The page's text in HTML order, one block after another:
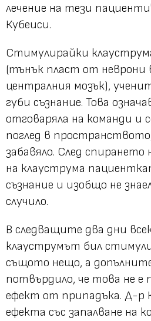
лечение на тези
Кубеиси.
Стимулирайки
(тънък пласт от неврони
централния мозък),
губи съзнание. Това
отговаряла на команди и
поглед в
забавяло. След
на клауструма
съзнание и изобщо не
случило.
В следващите два дни
клауструмът бил
същото нещо, а
потвърдило, че това не е
ефект от припадъка. Д-р
ефекта със запалване на